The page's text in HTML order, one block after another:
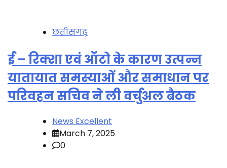
छत्तीसगढ़
ई – रिक्शा एवं ऑटो के कारण उत्पन्न
यातायात समस्याओं और समाधान पर
परिवहन सचिव ने ली वर्चुअल बैठक
News Excellent
March 7, 2025
0